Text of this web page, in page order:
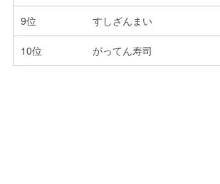
9位 すしざんまい
10位 がってん寿司